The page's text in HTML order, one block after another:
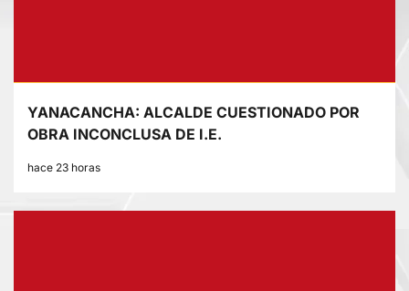
YANACANCHA: ALCALDE CUESTIONADO POR
OBRA INCONCLUSA DE I.E.
hace 23 horas